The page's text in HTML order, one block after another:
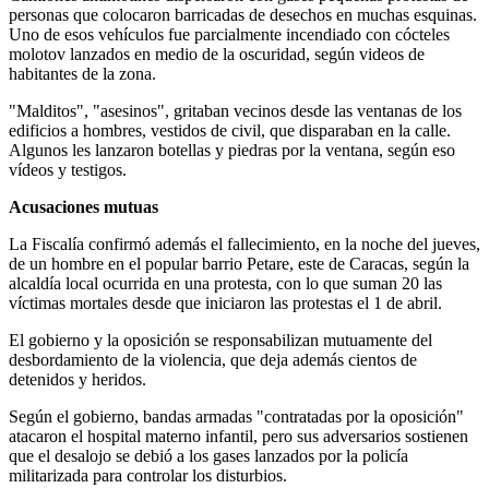
personas que colocaron barricadas de desechos en muchas esquinas.
Uno de esos vehículos fue parcialmente incendiado con cócteles
molotov lanzados en medio de la oscuridad, según videos de
habitantes de la zona.
"Malditos", "asesinos", gritaban vecinos desde las ventanas de los
edificios a hombres, vestidos de civil, que disparaban en la calle.
Algunos les lanzaron botellas y piedras por la ventana, según eso
vídeos y testigos.
Acusaciones mutuas
La Fiscalía confirmó además el fallecimiento, en la noche del jueves,
de un hombre en el popular barrio Petare, este de Caracas, según la
alcaldía local ocurrida en una protesta, con lo que suman 20 las
víctimas mortales desde que iniciaron las protestas el 1 de abril.
El gobierno y la oposición se responsabilizan mutuamente del
desbordamiento de la violencia, que deja además cientos de
detenidos y heridos.
Según el gobierno, bandas armadas "contratadas por la oposición"
atacaron el hospital materno infantil, pero sus adversarios sostienen
que el desalojo se debió a los gases lanzados por la policía
militarizada para controlar los disturbios.